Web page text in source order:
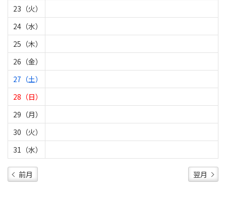
23（火）
24（水）
25（木）
26（金）
27（土）
28（日）
29（月）
30（火）
31（水）
前月 翌月